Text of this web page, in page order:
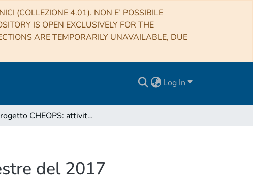
(COLLEZIONE 4.01). NON E’ POSSIBILE
IS OPEN EXCLUSIVELY FOR THE
ARE TEMPORARILY UNAVAILABLE, DUE
Log In
Progetto CHEOPS: attività svolta nel terzo trimestre del 2017
del 2017